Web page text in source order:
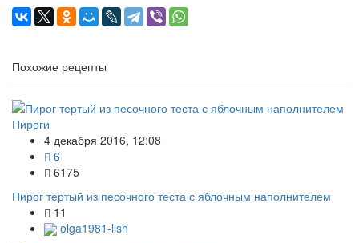
Похожие рецепты
Пироги
4 декабря 2016, 12:08
6
6175
Пирог тертый из песочного теста с яблочным наполнителем
11
olga1981-lish